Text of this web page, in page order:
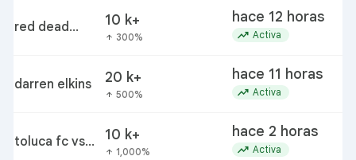
red dead
10 k+
arrow_upward 300%
hace 12 horas
trending_up Activa
darren elkins 20 k+
arrow_upward 500%
hace 11 horas
trending_up Activa
toluca fc vs
10 k+
arrow_upward 1,000%
hace 2 horas
trending_up Activa